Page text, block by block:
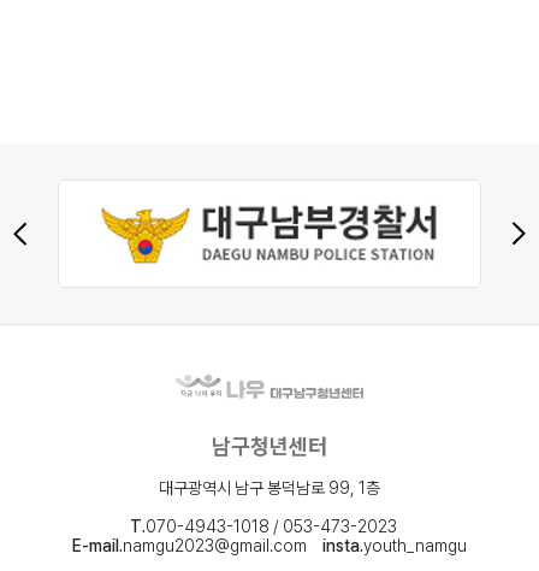
남구청년센터
대구광역시 남구 봉덕남로 99, 1층
T.070-4943-1018 / 053-473-2023
E-mail.namgu2023@gmail.com insta.youth_namgu